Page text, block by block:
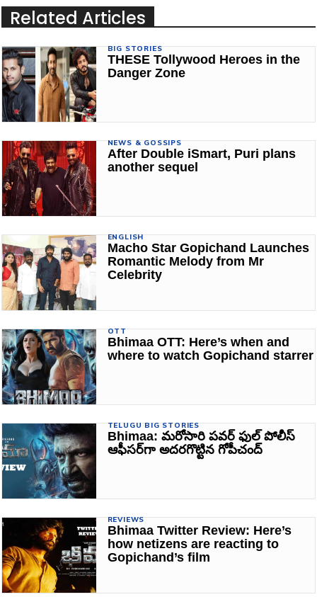
Related Articles
BIG STORIES
THESE Tollywood Heroes in the
Danger Zone
NEWS & GOSSIPS
After Double iSmart, Puri plans
another sequel
ENGLISH
Macho Star Gopichand Launches
Romantic Melody from Mr
Celebrity
OTT
Bhimaa OTT: Here’s when and
where to watch Gopichand starrer
TELUGU BIG STORIES
Bhimaa: మరోసారి పవర్ ఫుల్ పోలీస్
ఆఫీసర్‌గా అదరగొట్టిన గోపీచంద్‌
REVIEWS
Bhimaa Twitter Review: Here’s
how netizens are reacting to
Gopichand’s film